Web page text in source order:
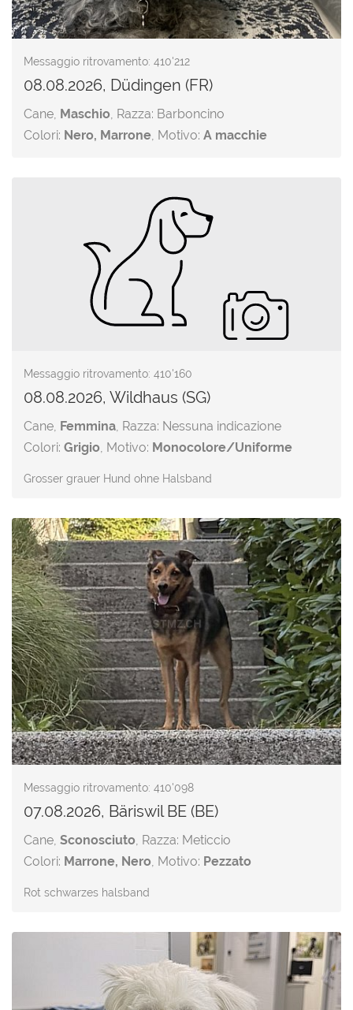
Messaggio ritrovamento: 410'212
08.08.2026, Düdingen (FR)
Cane, Maschio, Razza: Barboncino
Colori: Nero, Marrone, Motivo: A macchie
Messaggio ritrovamento: 410'160
08.08.2026, Wildhaus (SG)
Cane, Femmina, Razza: Nessuna indicazione
Colori: Grigio, Motivo: Monocolore/Uniforme
Grosser grauer Hund ohne Halsband
Messaggio ritrovamento: 410'098
07.08.2026, Bäriswil BE (BE)
Cane, Sconosciuto, Razza: Meticcio
Colori: Marrone, Nero, Motivo: Pezzato
Rot schwarzes halsband